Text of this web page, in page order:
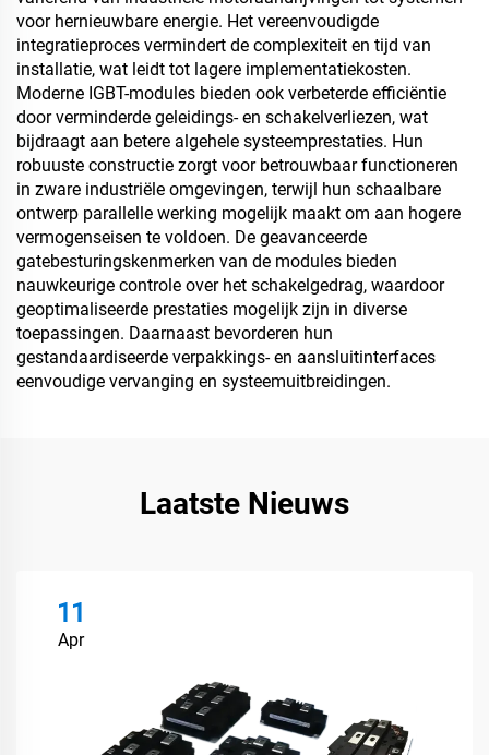
voor hernieuwbare energie. Het vereenvoudigde
integratieproces vermindert de complexiteit en tijd van
installatie, wat leidt tot lagere implementatiekosten.
Moderne IGBT-modules bieden ook verbeterde efficiëntie
door verminderde geleidings- en schakelverliezen, wat
bijdraagt aan betere algehele systeemprestaties. Hun
robuuste constructie zorgt voor betrouwbaar functioneren
in zware industriële omgevingen, terwijl hun schaalbare
ontwerp parallelle werking mogelijk maakt om aan hogere
vermogenseisen te voldoen. De geavanceerde
gatebesturingskenmerken van de modules bieden
nauwkeurige controle over het schakelgedrag, waardoor
geoptimaliseerde prestaties mogelijk zijn in diverse
toepassingen. Daarnaast bevorderen hun
gestandaardiseerde verpakkings- en aansluitinterfaces
eenvoudige vervanging en systeemuitbreidingen.
Laatste Nieuws
11
Apr